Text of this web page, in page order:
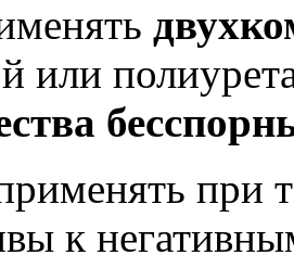
или
при
к